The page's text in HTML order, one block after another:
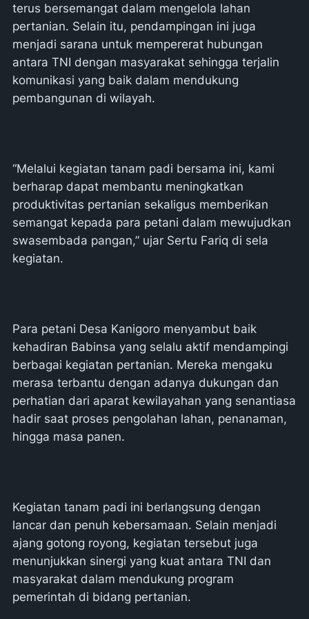
terus bersemangat dalam mengelola lahan
pertanian. Selain itu, pendampingan ini juga
menjadi sarana untuk mempererat hubungan
antara TNI dengan masyarakat sehingga terjalin
komunikasi yang baik dalam mendukung
pembangunan di wilayah.
“Melalui kegiatan tanam padi bersama ini, kami
berharap dapat membantu meningkatkan
produktivitas pertanian sekaligus memberikan
semangat kepada para petani dalam mewujudkan
swasembada pangan,” ujar Sertu Fariq di sela
kegiatan.
Para petani Desa Kanigoro menyambut baik
kehadiran Babinsa yang selalu aktif mendampingi
berbagai kegiatan pertanian. Mereka mengaku
merasa terbantu dengan adanya dukungan dan
perhatian dari aparat kewilayahan yang senantiasa
hadir saat proses pengolahan lahan, penanaman,
hingga masa panen.
Kegiatan tanam padi ini berlangsung dengan
lancar dan penuh kebersamaan. Selain menjadi
ajang gotong royong, kegiatan tersebut juga
menunjukkan sinergi yang kuat antara TNI dan
masyarakat dalam mendukung program
pemerintah di bidang pertanian.